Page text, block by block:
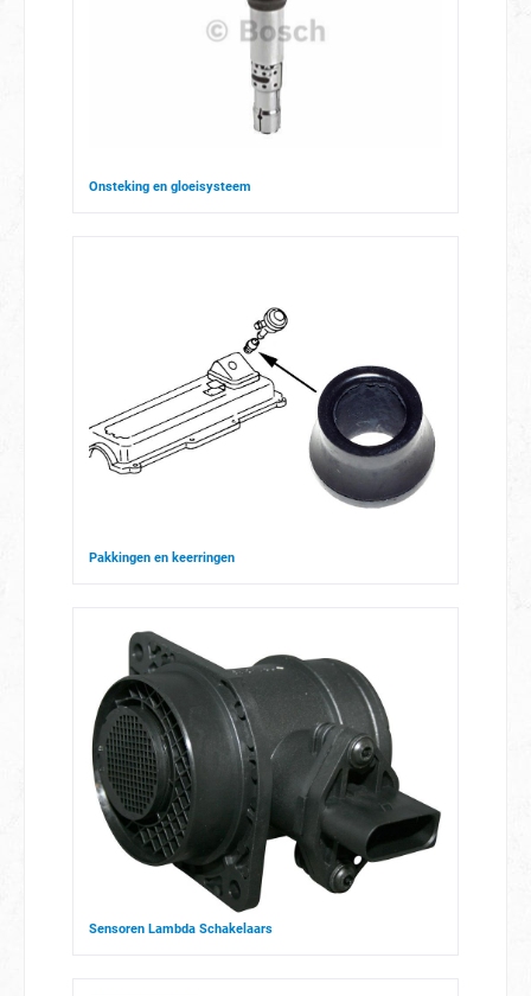
Onsteking en gloeisysteem
Pakkingen en keerringen
Sensoren Lambda Schakelaars